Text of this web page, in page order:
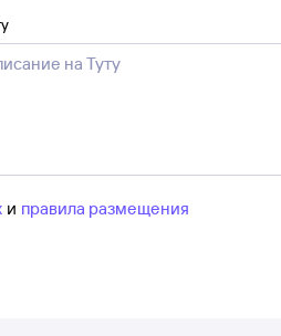
и правила размещения